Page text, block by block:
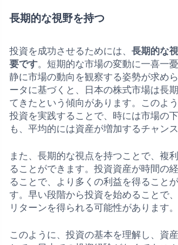
長期的な視野を持つ
投資を成功させるためには、 長期的な
要です。短期的な市場の変動に一喜一
静に市場の動向を観察する姿勢が求め
ータに基づくと、日本の株式市場は長
てきたという傾向があります。このよ
投資を実践することで、時には市場の
も、平均的には資産が増加するチャン
また、長期的な視点を持つことで、複
ることができます。投資資産が時間の
ることで、より多くの利益を得ること
す。早い段階から投資を始めることで
リターンを得られる可能性があります。
このように、投資の基本を理解し、資